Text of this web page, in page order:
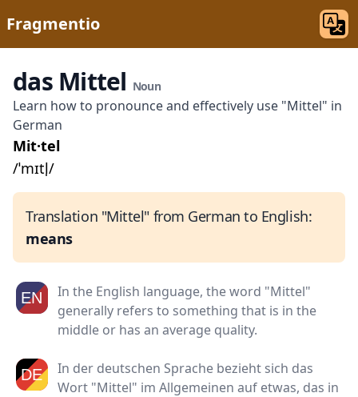
Fragmentio
das Mittel Noun
Learn how to pronounce and effectively use "Mittel" in
German
Mit·tel
/ˈmɪtl̩/
Translation "Mittel" from German to English:
means
In the English language, the word "Mittel"
generally refers to something that is in the
middle or has an average quality.
In der deutschen Sprache bezieht sich das
Wort "Mittel" im Allgemeinen auf etwas, das in